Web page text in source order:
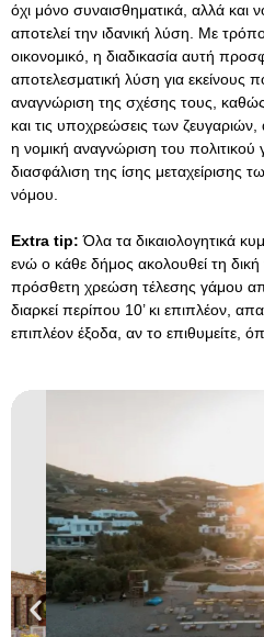
όχι μόνο συναισθηματικά, αλλά και
αποτελεί την ιδανική λύση. Με
οικονομικό, η διαδικασία αυτή
αποτελεσματική λύση για εκείνους
αναγνώριση της σχέσης τους,
και τις υποχρεώσεις των
η νομική αναγνώριση του
διασφάλιση της ίσης μεταχείρισης
νόμου.
Extra tip:Όλα τα δικαιολογητικά
ενώ ο κάθε δήμος ακολουθεί τη δική
πρόσθετη χρεώση τέλεσης γάμου
διαρκεί περίπου 10’ κι επιπλέον,
επιπλέον έξοδα, αν το επιθυμείτε,